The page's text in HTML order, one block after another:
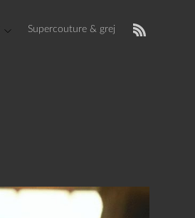
Supercouture & grej